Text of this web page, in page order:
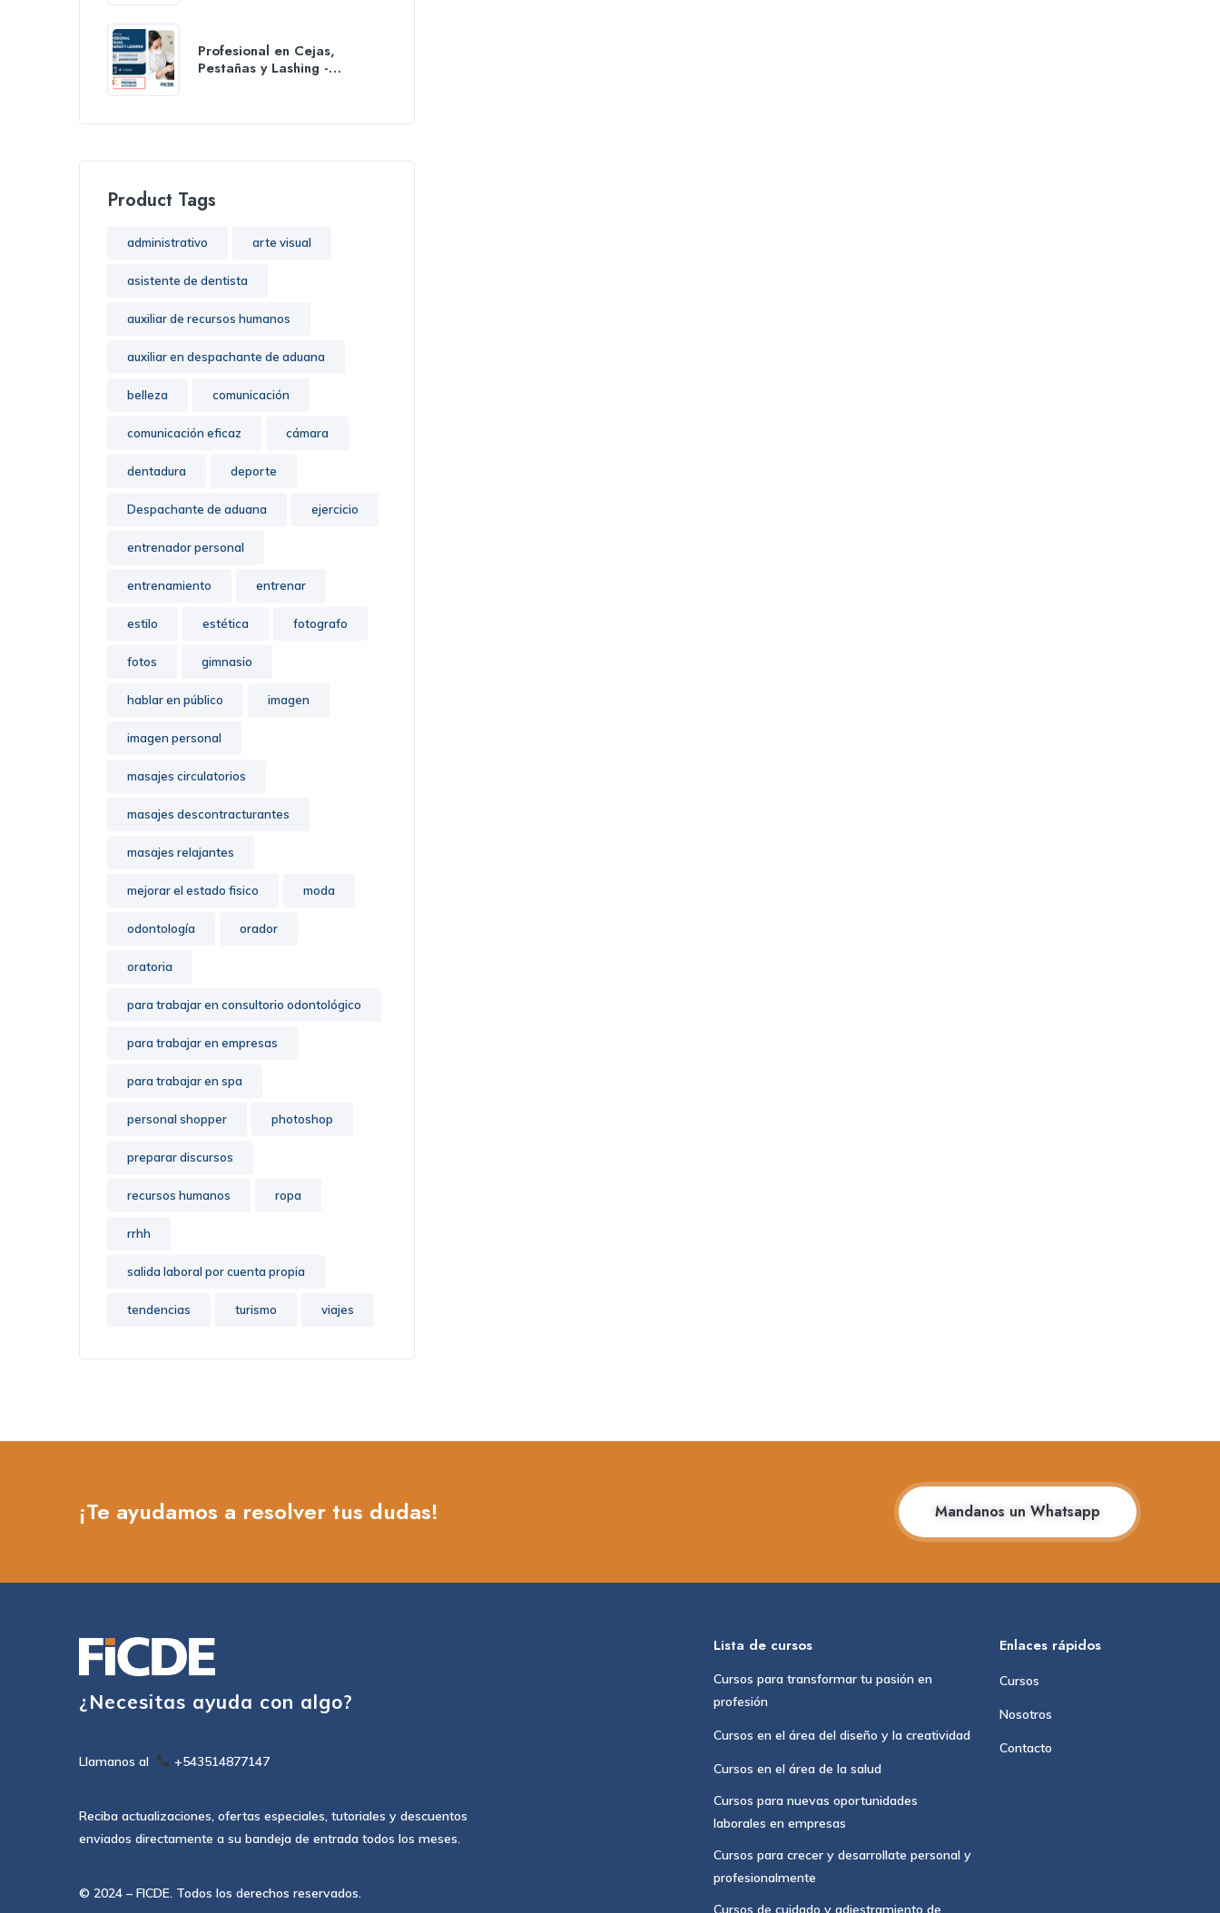
Profesional en Cejas,
Pestañas y Lashing -
Product Tags
administrativo arte visual
asistente de dentista
auxiliar de recursos humanos
auxiliar en despachante de aduana
belleza comunicación
comunicación eficaz cámara
dentadura deporte
Despachante de aduana ejercicio
entrenador personal
entrenamiento entrenar
estilo estética fotografo
fotos gimnasio
hablar en público imagen
imagen personal
masajes circulatorios
masajes descontracturantes
masajes relajantes
mejorar el estado fisico moda
odontología orador
oratoria
para trabajar en consultorio odontológico
para trabajar en empresas
para trabajar en spa
personal shopper photoshop
preparar discursos
recursos humanos ropa
rrhh
salida laboral por cuenta propia
tendencias turismo viajes
¡Te ayudamos a resolver tus dudas! Mandanos un Whatsapp
¿Necesitas ayuda con algo?
Llamanos al +543514877147
Reciba actualizaciones, ofertas especiales, tutoriales y descuentos
enviados directamente a su bandeja de entrada todos los meses.
© 2024 – FICDE. Todos los derechos reservados.
Lista de cursos
Cursos para transformar tu pasión en
profesión
Cursos en el área del diseño y la creatividad
Cursos en el área de la salud
Cursos para nuevas oportunidades
laborales en empresas
Cursos para crecer y desarrollate personal y
profesionalmente
Cursos de cuidado y adiestramiento de
Enlaces rápidos
Cursos
Nosotros
Contacto